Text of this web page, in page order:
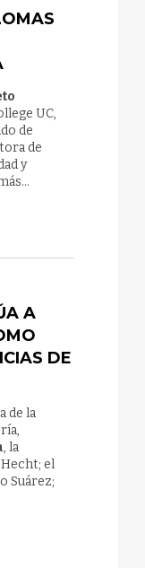
UC,
de
de
y
A
DE
de la
, la
el
Suárez;